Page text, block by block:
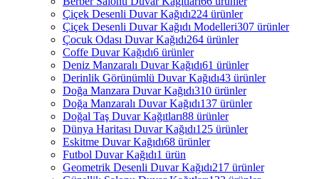
Çiçek Desenli Duvar Kağıdı224 ürünler
Çiçek Desenli Duvar Kağıdı Modelleri307 ürünler
Çocuk Odası Duvar Kağıdı264 ürünler
Coffe Duvar Kağıdı6 ürünler
Deniz Manzaralı Duvar Kağıdı61 ürünler
Derinlik Görünümlü Duvar Kağıdı43 ürünler
Doğa Manzara Duvar Kağıdı310 ürünler
Doğa Manzaralı Duvar Kağıdı137 ürünler
Doğal Taş Duvar Kağıtları88 ürünler
Dünya Haritası Duvar Kağıdı125 ürünler
Eskitme Duvar Kağıdı68 ürünler
Futbol Duvar Kağıdı1 ürün
Geometrik Desenli Duvar Kağıdı217 ürünler